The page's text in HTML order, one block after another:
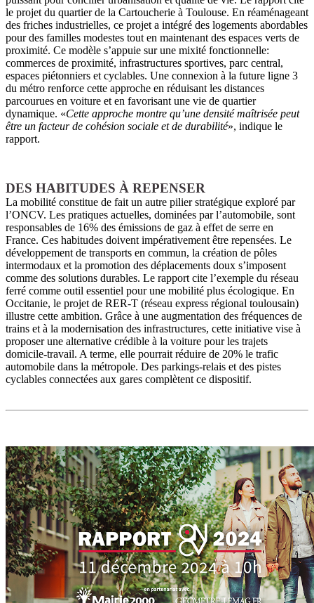
le projet du quartier de la Cartoucherie à Toulouse. En réaménageant
des friches industrielles, ce projet a intégré des logements abordables
pour des familles modestes tout en maintenant des espaces verts de
proximité. Ce modèle s’appuie sur une mixité fonctionnelle:
commerces de proximité, infrastructures sportives, parc central,
espaces piétonniers et cyclables. Une connexion à la future ligne 3
du métro renforce cette approche en réduisant les distances
parcourues en voiture et en favorisant une vie de quartier
dynamique. «Cette approche montre qu’une densité maîtrisée peut
être un facteur de cohésion sociale et de durabilité», indique le
rapport.
DES HABITUDES À REPENSER
La mobilité constitue de fait un autre pilier stratégique exploré par
l’ONCV. Les pratiques actuelles, dominées par l’automobile, sont
responsables de 16% des émissions de gaz à effet de serre en
France. Ces habitudes doivent impérativement être repensées. Le
développement de transports en commun, la création de pôles
intermodaux et la promotion des déplacements doux s’imposent
comme des solutions durables. Le rapport cite l’exemple du réseau
ferré comme outil essentiel pour une mobilité plus écologique. En
Occitanie, le projet de RER-T (réseau express régional toulousain)
illustre cette ambition. Grâce à une augmentation des fréquences de
trains et à la modernisation des infrastructures, cette initiative vise à
proposer une alternative crédible à la voiture pour les trajets
domicile-travail. A terme, elle pourrait réduire de 20% le trafic
automobile dans la métropole. Des parkings-relais et des pistes
cyclables connectées aux gares complètent ce dispositif.